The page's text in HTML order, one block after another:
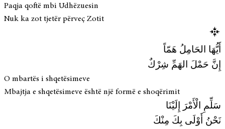
Paqja qoftë mbi Udhëzuesin
Nuk ka zot tjetër përveç Zotit
أَيُّهَا الحَامِلُ هَمّاً
إِنَّ حَمْلَ الهَمِّ شِرْكٌ
O mbartës i shqetësimeve
Mbajtja e shqetësimeve është një formë e shoqërimit
سَلِّمِ الْأَمْرَ إِلَيْنَا
نَحْنُ أَوْلَى بِكَ مِنْكَ